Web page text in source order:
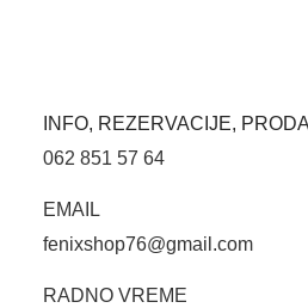
INFO, REZERVACIJE,
062 851 57 64
EMAIL
fenixshop76@gmail.com
RADNO VREME